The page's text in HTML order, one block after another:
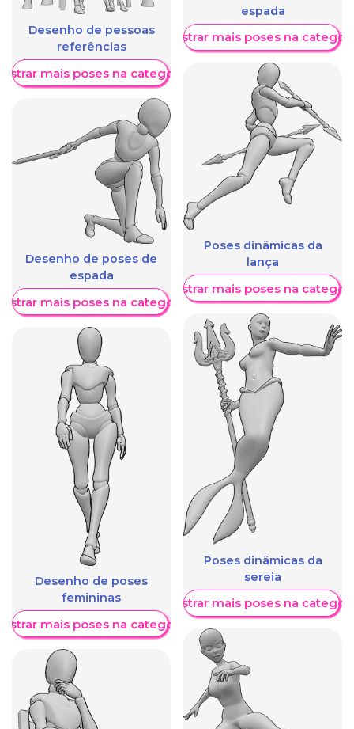
Desenho de pessoas
referências
mais poses na categoria
Desenho de poses de
espada
mais poses na categoria
Desenho de poses
femininas
mais poses na categoria
espada
Mostrar mais poses na
Poses dinâmicas da
lança
Mostrar mais poses na
Poses dinâmicas da
sereia
Mostrar mais poses na